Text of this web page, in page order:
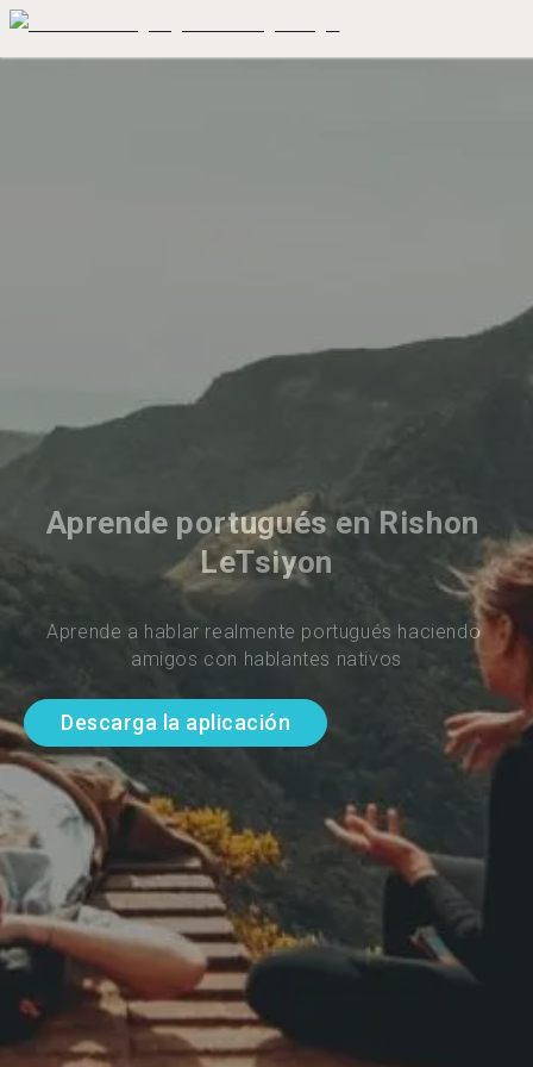
Aprende portugués en Rishon
LeTsiyon
Aprende a hablar realmente portugués haciendo
amigos con hablantes nativos
Descarga la aplicación